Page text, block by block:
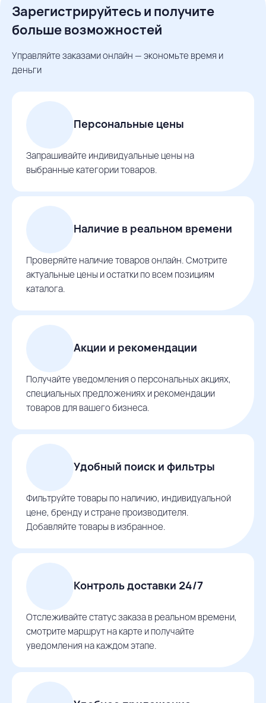
Зарегистрируйтесь и получите
больше возможностей
Управляйте заказами онлайн — экономьте время и
деньги
Персональные цены
Запрашивайте индивидуальные цены на
выбранные категории товаров.
Наличие в реальном времени
Проверяйте наличие товаров онлайн. Смотрите
актуальные цены и остатки по всем позициям
каталога.
Акции и рекомендации
Получайте уведомления о персональных акциях,
специальных предложениях и рекомендации
товаров для вашего бизнеса.
Удобный поиск и фильтры
Фильтруйте товары по наличию, индивидуальной
цене, бренду и стране производителя.
Добавляйте товары в избранное.
Контроль доставки 24/7
Отслеживайте статус заказа в реальном времени,
смотрите маршрут на карте и получайте
уведомления на каждом этапе.